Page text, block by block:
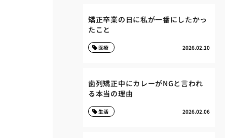
矯正卒業の日に私が一番にしたかっ
たこと
2026.02.10
医療
歯列矯正中にカレーがNGと言われ
る本当の理由
2026.02.06
生活